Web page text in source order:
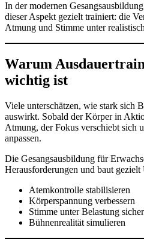
In der modernen
dieser Aspekt gezielt trainiert: die
Atmung und Stimme unter
Warum
wichtig ist
Viele unterschätzen, wie stark sich
auswirkt. Sobald der Körper in
Atmung, der Fokus verschiebt sich
anpassen.
Die Gesangsausbildung für
Herausforderungen und baut gezielt
Atemkontrolle stabilisieren
Körperspannung verbessern
Stimme unter Belastung
Bühnenrealität simulieren